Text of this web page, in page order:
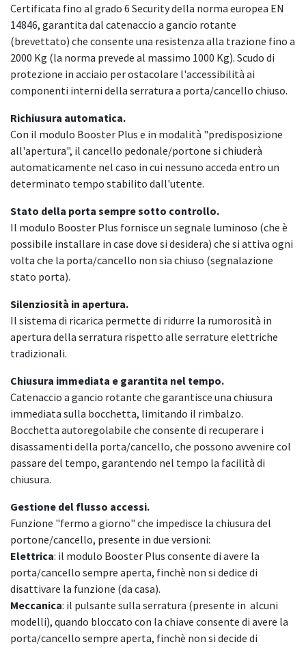
Certificata fino al grado 6 Security della norma europea EN
14846, garantita dal catenaccio a gancio rotante
(brevettato) che consente una resistenza alla trazione fino a
2000 Kg (la norma prevede al massimo 1000 Kg). Scudo di
protezione in acciaio per ostacolare l'accessibilità ai
componenti interni della serratura a porta/cancello chiuso.
Richiusura automatica.
Con il modulo Booster Plus e in modalità "predisposizione
all'apertura", il cancello pedonale/portone si chiuderà
automaticamente nel caso in cui nessuno acceda entro un
determinato tempo stabilito dall'utente.
Stato della porta sempre sotto controllo.
Il modulo Booster Plus fornisce un segnale luminoso (che è
possibile installare in case dove si desidera) che si attiva ogni
volta che la porta/cancello non sia chiuso (segnalazione
stato porta).
Silenziosità in apertura.
Il sistema di ricarica permette di ridurre la rumorosità in
apertura della serratura rispetto alle serrature elettriche
tradizionali.
Chiusura immediata e garantita nel tempo.
Catenaccio a gancio rotante che garantisce una chiusura
immediata sulla bocchetta, limitando il rimbalzo.
Bocchetta autoregolabile che consente di recuperare i
disassamenti della porta/cancello, che possono avvenire col
passare del tempo, garantendo nel tempo la facilità di
chiusura.
Gestione del flusso accessi.
Funzione "fermo a giorno" che impedisce la chiusura del
portone/cancello, presente in due versioni:
Elettrica: il modulo Booster Plus consente di avere la
porta/cancello sempre aperta, finchè non si dedice di
disattivare la funzione (da casa).
Meccanica: il pulsante sulla serratura (presente in alcuni
modelli), quando bloccato con la chiave consente di avere la
porta/cancello sempre aperta, finchè non si decide di